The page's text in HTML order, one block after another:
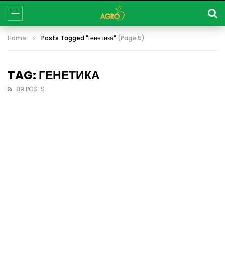
Home Posts Tagged "генетика" (Page 5)
TAG: ГЕНЕТИКА
89 POSTS